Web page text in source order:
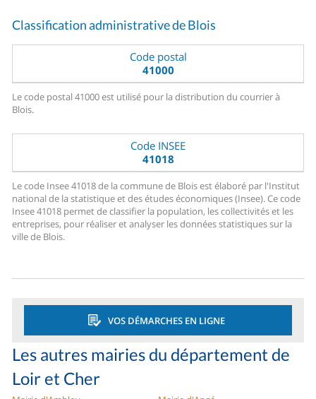
Classification administrative de Blois
Code postal
41000
Le code postal 41000 est utilisé pour la distribution du courrier à
Blois.
Code INSEE
41018
Le code Insee 41018 de la commune de Blois est élaboré par l'Institut
national de la statistique et des études économiques (Insee). Ce code
Insee 41018 permet de classifier la population, les collectivités et les
entreprises, pour réaliser et analyser les données statistiques sur la
ville de Blois.
VOS DÉMARCHES EN LIGNE
Les autres mairies du département de
Loir et Cher